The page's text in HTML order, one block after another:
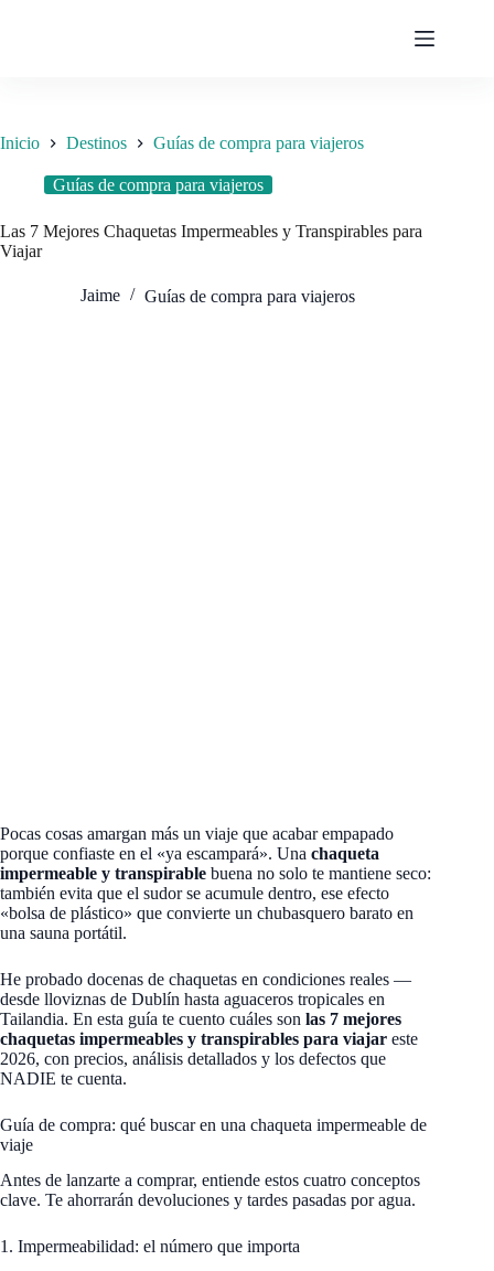
Inicio Destinos Guías de compra para viajeros
Guías de compra para viajeros
Las 7 Mejores Chaquetas Impermeables y Transpirables para
Viajar
Jaime Guías de compra para viajeros
Pocas cosas amargan más un viaje que acabar empapado
porque confiaste en el «ya escampará». Una chaqueta
impermeable y transpirable buena no solo te mantiene seco:
también evita que el sudor se acumule dentro, ese efecto
«bolsa de plástico» que convierte un chubasquero barato en
una sauna portátil.
He probado docenas de chaquetas en condiciones reales —
desde lloviznas de Dublín hasta aguaceros tropicales en
Tailandia. En esta guía te cuento cuáles son las 7 mejores
chaquetas impermeables y transpirables para viajar este
2026, con precios, análisis detallados y los defectos que
NADIE te cuenta.
Guía de compra: qué buscar en una chaqueta impermeable de
viaje
Antes de lanzarte a comprar, entiende estos cuatro conceptos
clave. Te ahorrarán devoluciones y tardes pasadas por agua.
1. Impermeabilidad: el número que importa